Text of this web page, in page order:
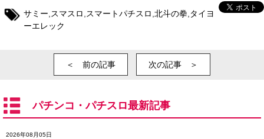
サミー スマスロ スマートパチスロ 北斗の拳 タイヨ
ーエレック
＜ 前の記事 次の記事 ＞
パチンコ・パチスロ最新記事
2026年08月05日